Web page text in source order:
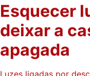
Esquecer
deixar a
apagada
Luzes ligadas por